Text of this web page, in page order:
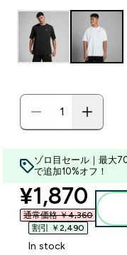
ゾロ目セール｜最大
で追加10%オフ！
¥1,870‎
通常価格 ￥4,360‎
割引 ￥2,490‎
In stock